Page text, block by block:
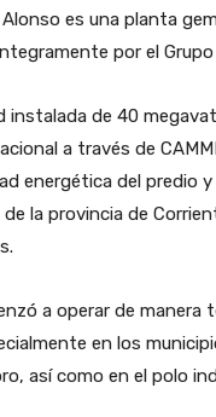
es una planta
por el
instalada de 40
a través de
energética del predio
la provincia de
a operar de manera
en los
así como en el polo